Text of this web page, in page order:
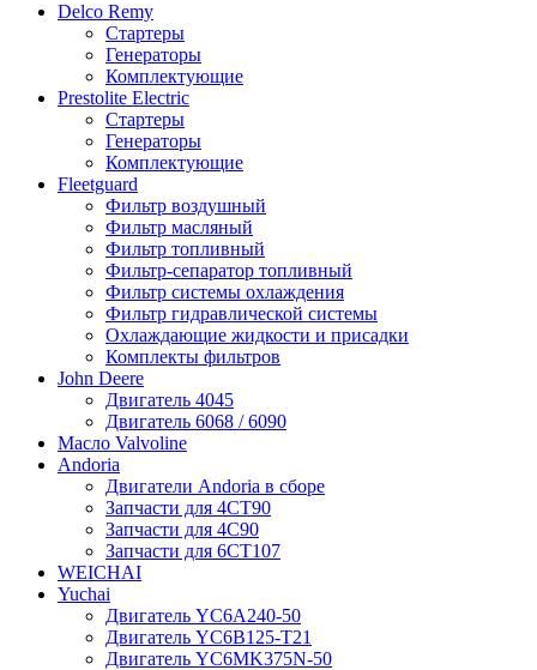
Delco Remy
Стартеры
Генераторы
Комплектующие
Prestolite Electric
Стартеры
Генераторы
Комплектующие
Fleetguard
Фильтр воздушный
Фильтр масляный
Фильтр топливный
Фильтр-сепаратор топливный
Фильтр системы охлаждения
Фильтр гидравлической системы
Охлаждающие жидкости и присадки
Комплекты фильтров
John Deere
Двигатель 4045
Двигатель 6068 / 6090
Масло Valvoline
Andoria
Двигатели Andoria в сборе
Запчасти для 4CT90
Запчасти для 4С90
Запчасти для 6CT107
WEICHAI
Yuchai
Двигатель YC6A240-50
Двигатель YC6B125-T21
Двигатель YC6MK375N-50